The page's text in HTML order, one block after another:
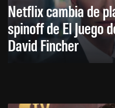
Netflix cambia de
spinoff de El Juego
David Fincher